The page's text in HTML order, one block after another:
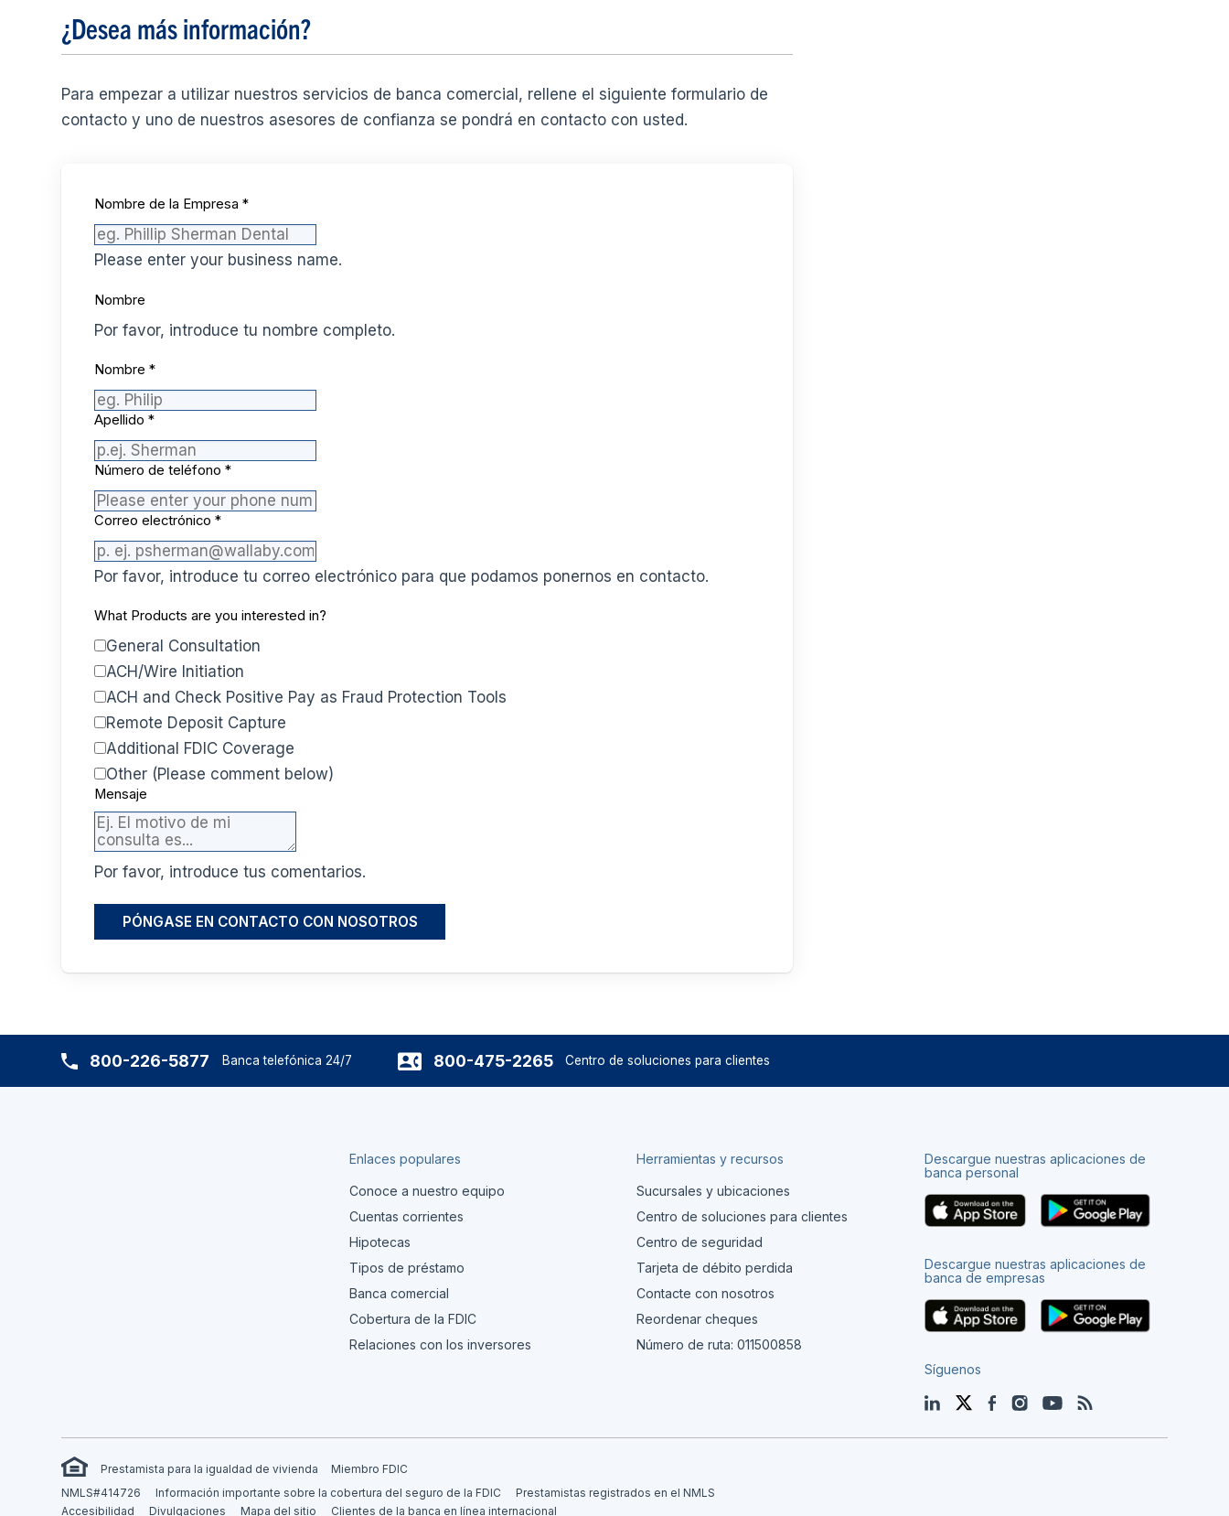
¿Desea más información?
Para empezar a utilizar nuestros servicios de banca comercial, rellene el siguiente formulario de
contacto y uno de nuestros asesores de confianza se pondrá en contacto con usted.
Nombre de la Empresa*
Please enter your business name.
Nombre
Por favor, introduce tu nombre completo.
Nombre*
Apellido*
Número de teléfono*
Correo electrónico*
Por favor, introduce tu correo electrónico para que podamos ponernos en contacto.
What Products are you interested in?
General Consultation
ACH/Wire Initiation
ACH and Check Positive Pay as Fraud Protection Tools
Remote Deposit Capture
Additional FDIC Coverage
Other (Please comment below)
Mensaje
Por favor, introduce tus comentarios.
PÓNGASE EN CONTACTO CON NOSOTROS
800-226-5877 Banca telefónica 24/7 800-475-2265 Centro de soluciones para clientes
Enlaces populares
Conoce a nuestro equipo
Cuentas corrientes
Hipotecas
Tipos de préstamo
Banca comercial
Cobertura de la FDIC
Relaciones con los inversores
Herramientas y recursos
Sucursales y ubicaciones
Centro de soluciones para clientes
Centro de seguridad
Tarjeta de débito perdida
Contacte con nosotros
Reordenar cheques
Número de ruta: 011500858
Descargue nuestras aplicaciones de
banca personal
Descargue nuestras aplicaciones de
banca de empresas
Síguenos
LinkedInTwitterFacebook
InstagramYouTube
Blog
Prestamista para la igualdad de vivienda
Miembro FDIC
NMLS#414726
Información importante sobre la cobertura del seguro de la FDIC
Prestamistas registrados en el NMLS
Accesibilidad
Divulgaciones Mapa del sitio Clientes de la banca en línea internacional